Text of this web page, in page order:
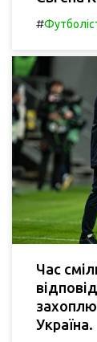
#
Час
Україна.